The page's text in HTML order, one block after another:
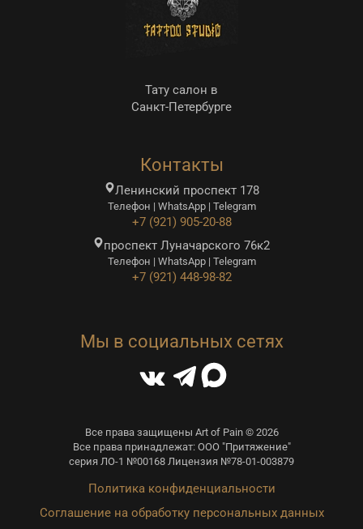
Тату салон в
Санкт-Петербурге
Контакты
Ленинский проспект 178
Телефон | WhatsApp | Telegram
+7 (921) 905-20-88
проспект Луначарского 76к2
Телефон | WhatsApp | Telegram
+7 (921) 448-98-82
Мы в социальных сетях
Все права защищены Art of Pain © 2026
Все права принадлежат: ООО "Притяжение"
серия ЛО-1 №00168 Лицензия №78-01-003879
Политика конфиденциальности
Соглашение на обработку персональных данных